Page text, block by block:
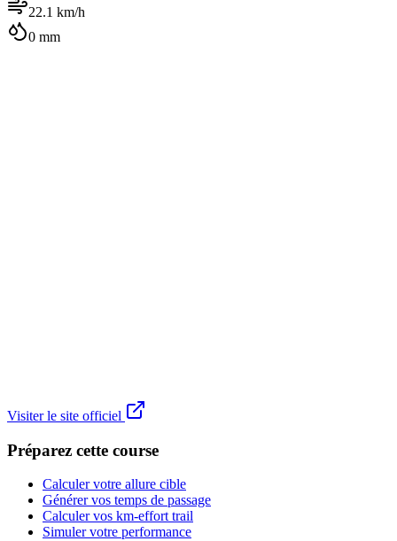
22.1 km/h
0 mm
Visiter le site officiel
Préparez cette course
Calculer votre allure cible
Générer vos temps de passage
Calculer vos km-effort trail
Simuler votre performance